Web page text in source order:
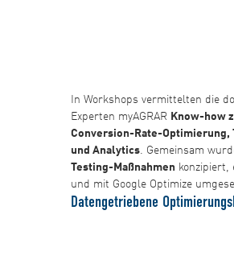
In Workshops vermittelten die
Experten myAGRAR Know-how
Conversion-Rate-Optimierung,
und Analytics. Gemeinsam
Testing-Maßnahmen konzipiert,
und mit Google Optimize
Datengetriebene